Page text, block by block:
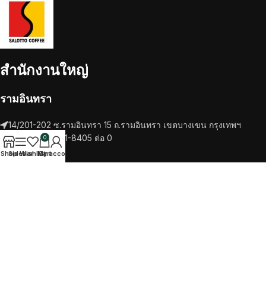
สำนักงานใหญ่
รามอินทรา
14/201-202 ซ.รามอินทรา 15 ถ.รามอินทรา เขตบางเขน กรุงเทพฯ
โทรศัพท์ 02-521-8405 ต่อ 0
ShopSidebar
Wishlist
0
Cart
My account